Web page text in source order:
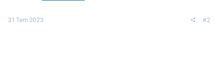
31 Tem 2023 #2